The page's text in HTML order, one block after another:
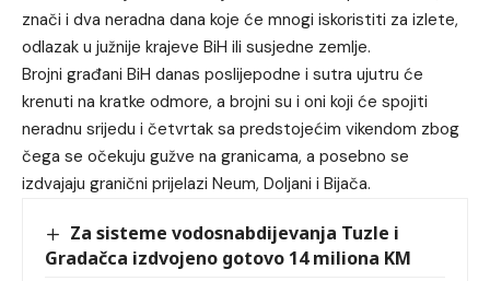
znači i dva neradna dana koje će mnogi iskoristiti za izlete,
odlazak u južnije krajeve BiH ili susjedne zemlje.
Brojni građani BiH danas poslijepodne i sutra ujutru će
krenuti na kratke odmore, a brojni su i oni koji će spojiti
neradnu srijedu i četvrtak sa predstojećim vikendom zbog
čega se očekuju gužve na granicama, a posebno se
izdvajaju granični prijelazi Neum, Doljani i Bijača.
Za sisteme vodosnabdijevanja Tuzle i
Gradačca izdvojeno gotovo 14 miliona KM